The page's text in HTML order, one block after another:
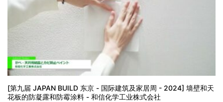
[第九届 JAPAN BUILD 东京 - 国际建筑及家居周 - 2024] 墙壁和天
花板的防凝露和防霉涂料 - 和信化学工业株式会社